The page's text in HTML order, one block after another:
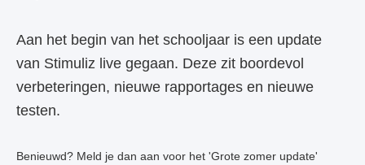
Aan het begin van het schooljaar is een update
van Stimuliz live gegaan. Deze zit boordevol
verbeteringen, nieuwe rapportages en nieuwe
testen.
Benieuwd? Meld je dan aan voor het 'Grote zomer update'